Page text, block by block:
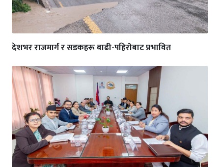
देशभर राजमार्ग र सडकहरू बाढी-पहिरोबाट प्रभावित